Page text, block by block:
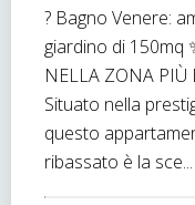
? Bagno Venere:
giardino di 150mq
NELLA ZONA PIÙ
Situato nella
questo
ribassato è la sce...